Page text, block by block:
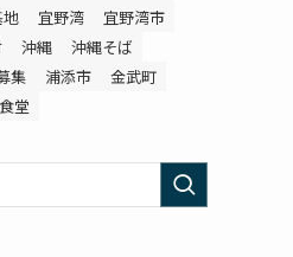
宜野湾
宜野湾市
沖縄
沖縄そば
集
浦添市
金武町
食堂